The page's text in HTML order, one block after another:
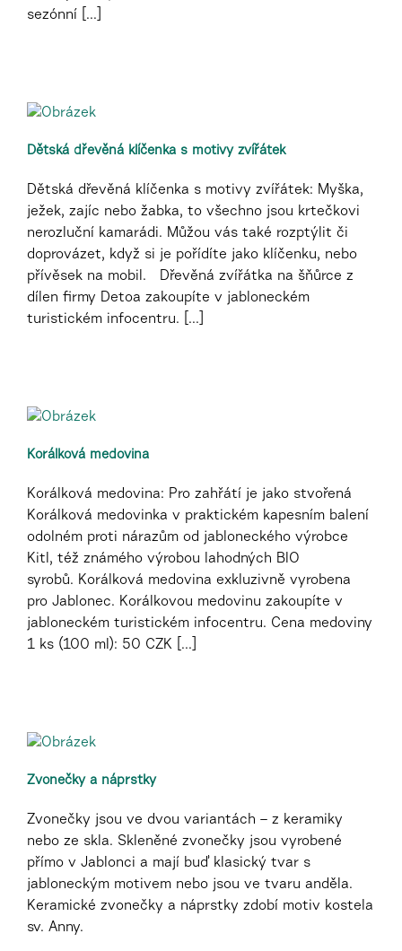
sezónní [...]
Dětská dřevěná klíčenka s motivy zvířátek
Dětská dřevěná klíčenka s motivy zvířátek: Myška,
ježek, zajíc nebo žabka, to všechno jsou krtečkovi
nerozluční kamarádi. Můžou vás také rozptýlit či
doprovázet, když si je pořídíte jako klíčenku, nebo
přívěsek na mobil. Dřevěná zvířátka na šňůrce z
dílen firmy Detoa zakoupíte v jabloneckém
turistickém infocentru. [...]
Korálková medovina
Korálková medovina: Pro zahřátí je jako stvořená
Korálková medovinka v praktickém kapesním balení
odolném proti nárazům od jabloneckého výrobce
Kitl, též známého výrobou lahodných BIO
syrobů. Korálková medovina exkluzivně vyrobena
pro Jablonec. Korálkovou medovinu zakoupíte v
jabloneckém turistickém infocentru. Cena medoviny
1 ks (100 ml): 50 CZK [...]
Zvonečky a náprstky
Zvonečky jsou ve dvou variantách – z keramiky
nebo ze skla. Skleněné zvonečky jsou vyrobené
přímo v Jablonci a mají buď klasický tvar s
jabloneckým motivem nebo jsou ve tvaru anděla.
Keramické zvonečky a náprstky zdobí motiv kostela
sv. Anny.